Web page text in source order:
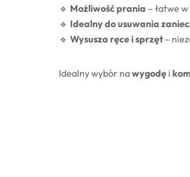
🔹 Możliwość prania – łatwe
🔹 Idealny do usuwania
🔹 Wysusza ręce i sprzęt–
Idealny wybór nawygodę i